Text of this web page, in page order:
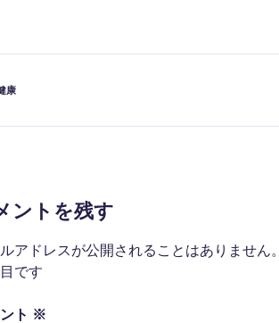
康
ントを残す
アドレスが公開されることはありません。
です
ト ※